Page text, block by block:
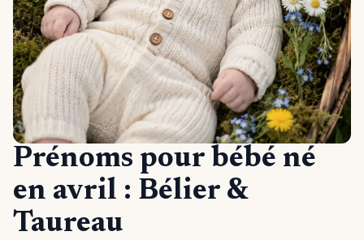
Prénoms pour bébé né
en avril : Bélier &
Taureau